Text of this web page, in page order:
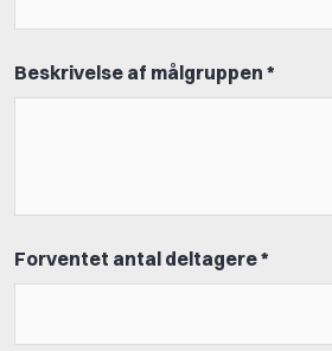
Beskrivelse af målgruppen *
Forventet antal deltagere *